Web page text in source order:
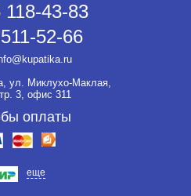
118-43-83
52-66
ул. Миклухо-Маклая,
3, офис 311
оплаты
еще